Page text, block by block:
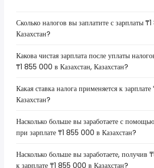
Сколько налогов вы заплатите с зарплаты
Казахстан?
Какова чистая зарплата после уплаты
₸1 855 000 в Казахстан, Казахстан?
Какая ставка налога применяется к
Казахстан?
Насколько больше вы заработаете с
при зарплате ₸1 855 000 в Казахстан?
Насколько больше вы заработаете, получив
к зарплате ₸1 855 000 в Казахстан?